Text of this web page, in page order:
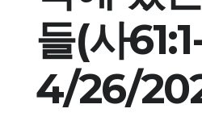
들(사
4/26/